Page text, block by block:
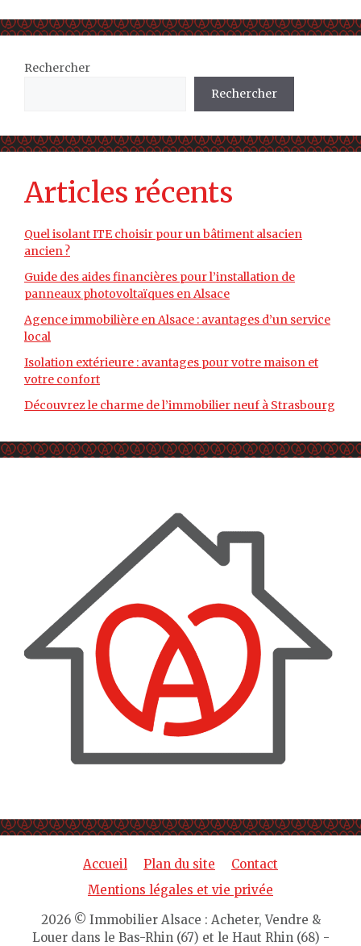
Rechercher
Rechercher
Articles récents
Quel isolant ITE choisir pour un bâtiment alsacien
ancien ?
Guide des aides financières pour l’installation de
panneaux photovoltaïques en Alsace
Agence immobilière en Alsace : avantages d’un service
local
Isolation extérieure : avantages pour votre maison et
votre confort
Découvrez le charme de l’immobilier neuf à Strasbourg
Accueil Plan du site
Contact
Mentions légales et vie privée
2026 © Immobilier Alsace : Acheter, Vendre &
Louer dans le Bas-Rhin (67) et le Haut Rhin (68) -